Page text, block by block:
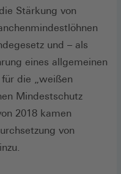
Stärkung von
und – als
eines allgemeinen
die „weißen
Mindestschutz
2018 kamen
von